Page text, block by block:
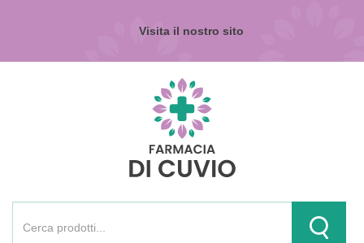
Visita il nostro sito
Prodotto
Cerca